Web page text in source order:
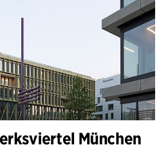
München